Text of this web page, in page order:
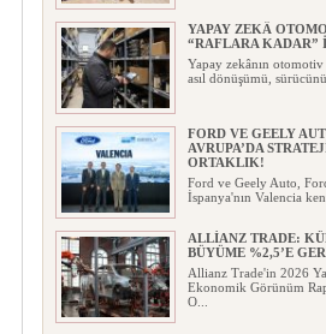
YAPAY ZEKÂ
“RAFLARA KADAR”
Yapay zekânın
asıl dönüşümü,
FORD VE GEELY
AVRUPA’DA
ORTAKLIK!
Ford ve Geely Auto,
İspanya'nın Valencia
ALLİANZ TRADE:
BÜYÜME %2,5’E
Allianz Trade'in 2026
Ekonomik Görünüm
O...